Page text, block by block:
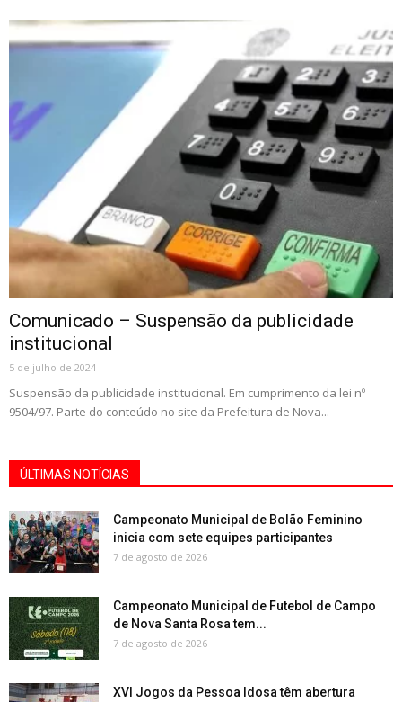
Comunicado – Suspensão da publicidade
institucional
5 de julho de 2024
Suspensão da publicidade institucional. Em cumprimento da lei nº
9504/97. Parte do conteúdo no site da Prefeitura de Nova...
ÚLTIMAS NOTÍCIAS
Campeonato Municipal de Bolão Feminino
inicia com sete equipes participantes
7 de agosto de 2026
Campeonato Municipal de Futebol de Campo
de Nova Santa Rosa tem...
7 de agosto de 2026
XVI Jogos da Pessoa Idosa têm abertura